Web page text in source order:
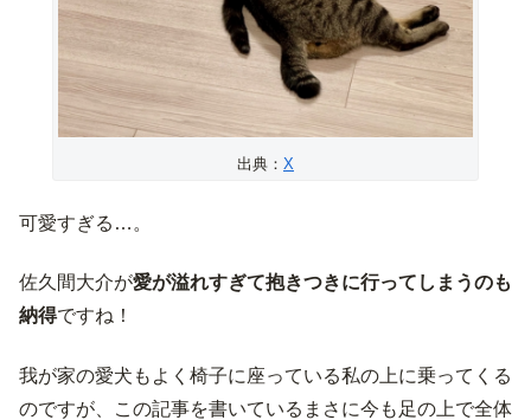
出典： X
可愛すぎる…。
佐久間大介が愛が溢れすぎて抱きつきに行ってしまうのも
納得ですね！
我が家の愛犬もよく椅子に座っている私の上に乗ってくる
のですが、この記事を書いているまさに今も足の上で全体